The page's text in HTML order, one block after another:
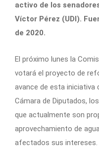
activo de los
Víctor Pérez (UDI).
de 2020.
El próximo lunes la
votará el proyecto de
avance de esta iniciativa
Cámara de Diputados,
que actualmente son
aprovechamiento de
afectados sus intereses.